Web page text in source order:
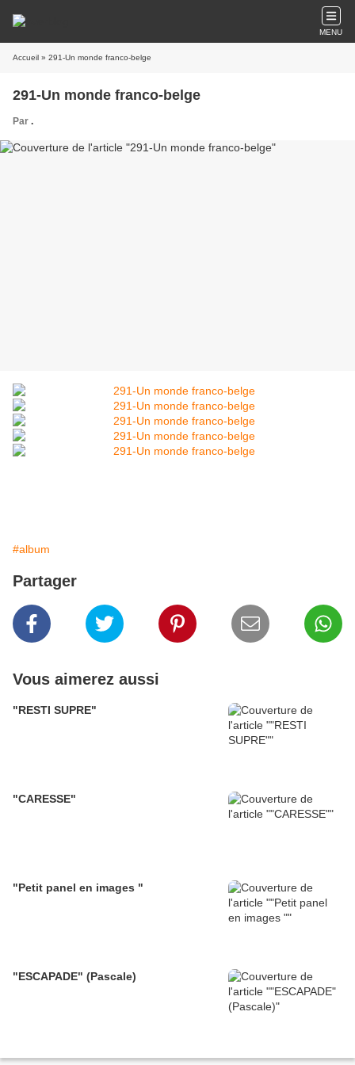
MENU
Accueil » 291-Un monde franco-belge
291-Un monde franco-belge
Par .
#album
Partager
Vous aimerez aussi
"RESTI SUPRE"
"CARESSE"
"Petit panel en images "
"ESCAPADE" (Pascale)